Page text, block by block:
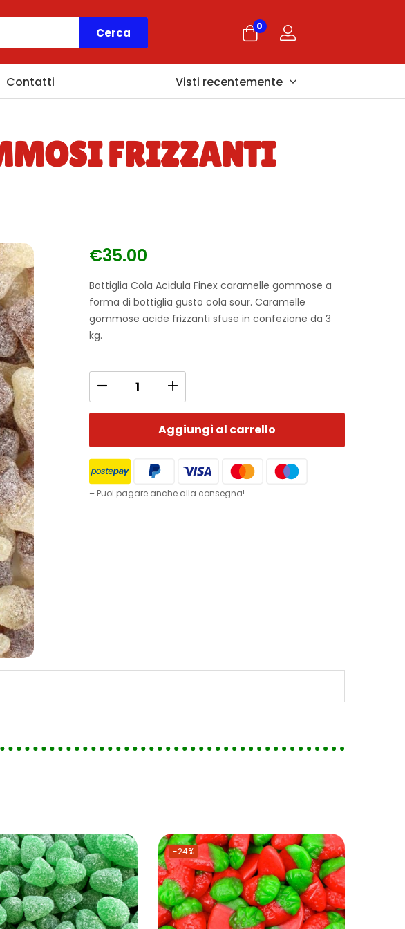
Cerca 0
Contatti Visti recentemente
FRIZZANTI
€35.00
Bottiglia Cola Acidula Finex caramelle gommose a
forma di bottiglia gusto cola sour. Caramelle
gommose acide frizzanti sfuse in confezione da 3
kg.
Aggiungi al carrello
– Puoi pagare anche alla consegna!
-24%